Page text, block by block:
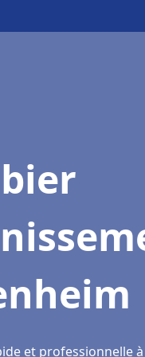
et professionnelle